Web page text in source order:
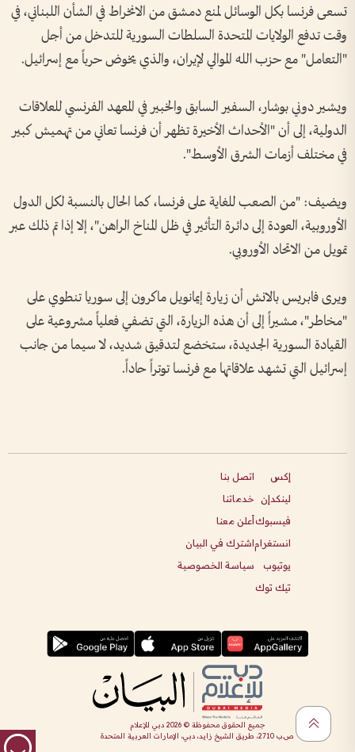
تسعى فرنسا بكل الوسائل لمنع دمشق من الانخراط في الشأن اللبناني، في
وقت تدفع الولايات المتحدة السلطات السورية للتدخل من أجل
"التعامل" مع حزب الله الموالي لإيران، والذي يخوض حرباً مع إسرائيل.
ويشير دوني بوشار، السفير السابق والخبير في المعهد الفرنسي للعلاقات
الدولية، إلى أن "الأحداث الأخيرة تظهر أن فرنسا تعاني من تهميش كبير
في مختلف أزمات الشرق الأوسط".
ويضيف: "من الصعب للغاية على فرنسا، كما الحال بالنسبة لكل الدول
الأوروبية، العودة إلى دائرة التأثير في ظل المناخ الراهن"، إلا إذا تم ذلك عبر
تمويل من الاتحاد الأوروبي.
ويرى فابريس بالانش أن زيارة إيمانويل ماكرون إلى سوريا تنطوي على
"مخاطر"، مشيراً إلى أن هذه الزيارة، التي تضفي فعلياً مشروعية على
القيادة السورية الجديدة، ستخضع لتدقيق شديد، لا سيما من جانب
إسرائيل التي تشهد علاقاتها مع فرنسا توتراً حاداً.
إكس
لينكدإن
فيسبوك
انستغرام
يوتيوب
تيك توك
اتصل بنا
خدماتنا
أعلن معنا
اشترك في البيان
سياسة الخصوصية
جميع الحقوق محفوظة ©2026 دبي للإعلام
ص.ب 2710، طريق الشيخ زايد، دبي، الإمارات العربية المتحدة